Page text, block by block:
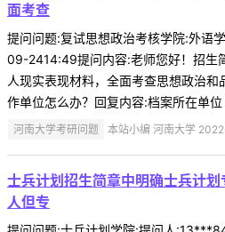
面考查
提问问题:复试思想政治考核学院:外语
09-2414:49提问内容:老师您好！招生
人现实表现材料，全面考查思想政治
作单位怎么办？回复内容:档案所在单位
河南大学考研问题 本站小编 河南大学
士兵计划招生简章中明确士兵计
人但专